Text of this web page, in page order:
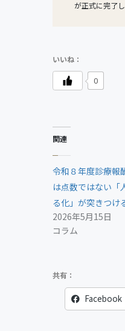
が正式に完了し
0
関連
令和８年度診療報
は点数ではない「
る化」が突きつけ
2026年5月15日
コラム
Facebook